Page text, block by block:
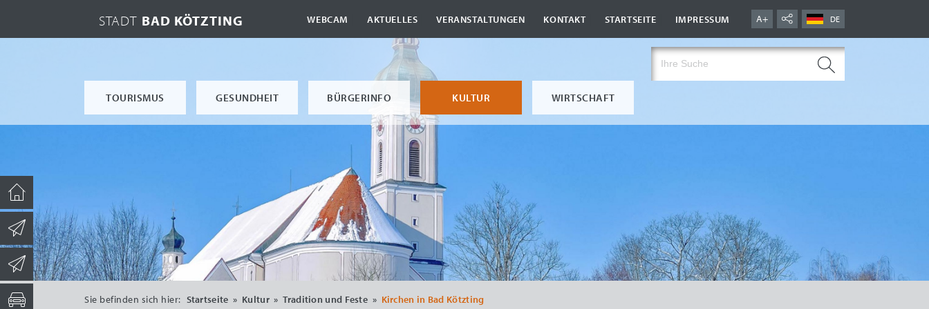
STADT BAD KÖTZTING A+ DE
WEBCAM AKTUELLES VERANSTALTUNGEN KONTAKT| STARTSEITE IMPRESSUM
TOURISMUS GESUNDHEIT BÜRGERINFO KULTUR WIRTSCHAFT
Sie befinden sich hier: Startseite » Kultur»Tradition und Feste » Kirchen in Bad Kötzting